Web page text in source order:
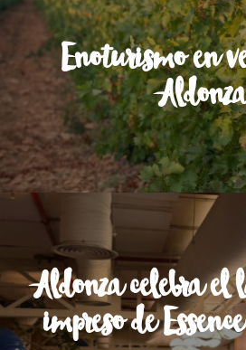
Enoturismo en
Aldonza celebra
impreso de